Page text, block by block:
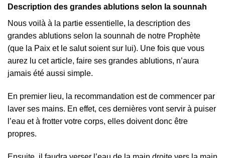
Description des grandes ablutions selon la sounnah
Nous voilà à la partie essentielle, la description des
grandes ablutions selon la sounnah de notre Prophète
(que la Paix et le salut soient sur lui). Une fois que vous
aurez lu cet article, faire ses grandes ablutions, n’aura
jamais été aussi simple.
En premier lieu, la recommandation est de commencer par
laver ses mains. En effet, ces dernières vont servir à puiser
l’eau et à frotter votre corps, elles doivent donc être
propres.